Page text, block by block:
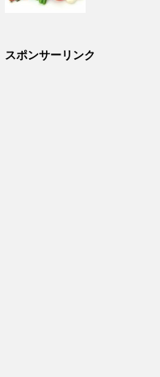
スポンサーリンク